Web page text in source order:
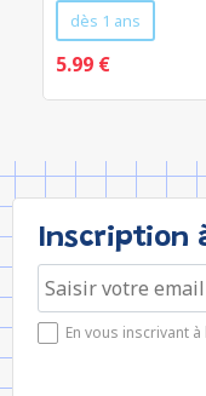
dès 1 ans
5.99 €
Inscription
En vous inscrivant